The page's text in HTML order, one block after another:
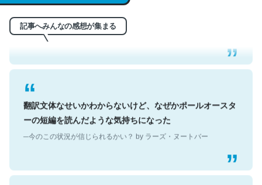
記事へみんなの感想が集まる
─今のこの状況が信じられるかい？ by ラーズ・ヌートバー
翻訳文体なせいかわからないけど、なぜかポールオースタ
ーの短編を読んだような気持ちになった
─今のこの状況が信じられるかい？ by ラーズ・ヌートバー